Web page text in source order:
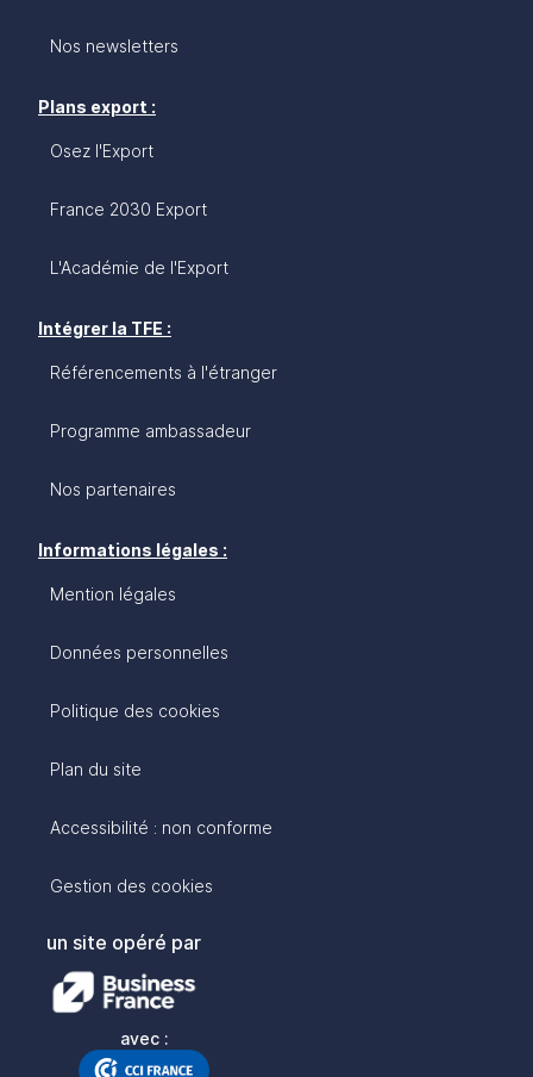
Nos newsletters
Plans export :
Osez l'Export
France 2030 Export
L'Académie de l'Export
Intégrer la TFE :
Référencements à l'étranger
Programme ambassadeur
Nos partenaires
Informations légales :
Mention légales
Données personnelles
Politique des cookies
Plan du site
Accessibilité : non conforme
Gestion des cookies
un site opéré par
avec :